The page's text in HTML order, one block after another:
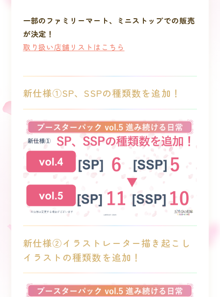
一部のファミリーマート、ミニストップでの販売
が決定！
取り扱い店舗リストはこちら
新仕様①SP、SSPの種類数を追加！
新仕様②イラストレーター描き起こし
イラストの種類数を追加！